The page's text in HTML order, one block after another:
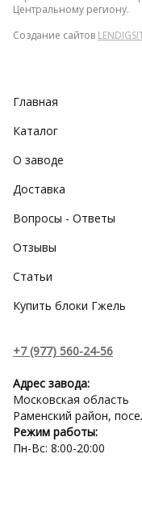
Центральному региону.
Создание сайтов
Главная
Каталог
О заводе
Доставка
Вопросы - Ответы
Отзывы
Статьи
Купить блоки Гжель
+7 (977) 560-24-56
Адрес завода:
Московская область
Раменский район,
Режим работы:
Пн-Вс: 8:00-20:00